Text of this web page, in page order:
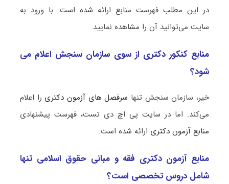
در این مطلب فهرست منابع ارائه شده است. با ورود به
سایت می‌توانید آن را مشاهده نمایید.
منابع کنکور دکتری از سوی سازمان سنجش اعلام می
شود؟
خیر، سازمان سنجش تنها سرفصل های آزمون دکتری را اعلام
می‌کند. اما در سایت پی اچ دی تست، فهرست پیشنهادی
منابع آزمون دکتری ارائه شده است.
منابع آزمون دکتری فقه و مبانی حقوق اسلامی تنها
شامل دروس تخصصی است؟